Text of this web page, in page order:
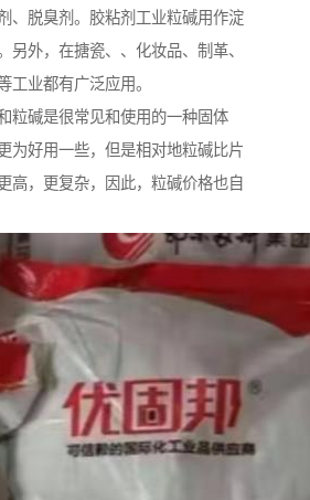
、脱臭剂。胶粘剂工业粒碱用作淀
另外，在搪瓷、、化妆品、制革、
工业都有广泛应用。
粒碱是很常见和使用的一种固体
为好用一些，但是相对地粒碱比片
高，更复杂，因此，粒碱价格也自